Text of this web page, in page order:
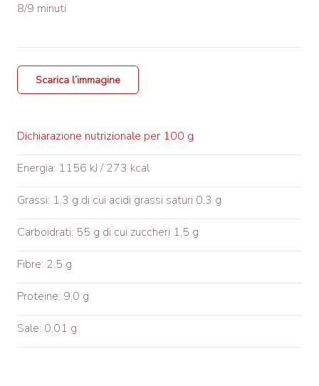
8/9 minuti
Scarica l’immagine
Dichiarazione nutrizionale per 100 g
Energia: 1156 kJ / 273 kcal
Grassi: 1,3 g di cui acidi grassi saturi 0,3 g
Carboidrati: 55 g di cui zuccheri 1,5 g
Fibre: 2,5 g
Proteine: 9,0 g
Sale: 0,01 g